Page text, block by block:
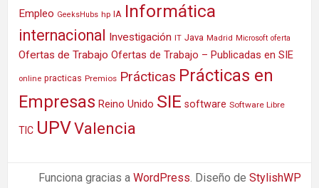
Empleo GeeksHubs hp IA Informática
internacional Investigación IT Java Madrid Microsoft oferta
Ofertas de Trabajo Ofertas de Trabajo – Publicadas en SIE
online practicas Premios Prácticas Prácticas en
Empresas Reino Unido SIE software Software Libre
TIC UPVValencia
Funciona gracias a WordPress. Diseño de StylishWP